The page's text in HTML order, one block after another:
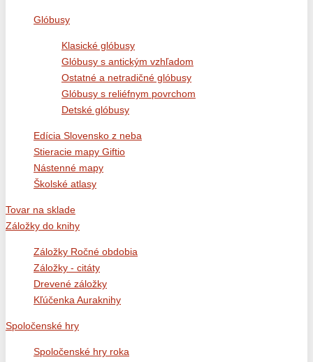
Glóbusy
Klasické glóbusy
Glóbusy s antickým vzhľadom
Ostatné a netradičné glóbusy
Glóbusy s reliéfnym povrchom
Detské glóbusy
Edícia Slovensko z neba
Stieracie mapy Giftio
Nástenné mapy
Školské atlasy
Tovar na sklade
Záložky do knihy
Záložky Ročné obdobia
Záložky - citáty
Drevené záložky
Kľúčenka Auraknihy
Spoločenské hry
Spoločenské hry roka